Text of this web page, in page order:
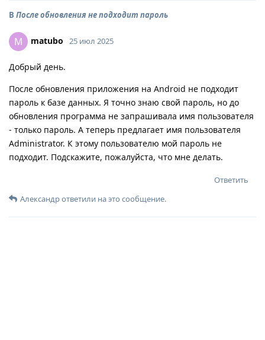
В После обновления не подходит пароль
M matubo 25 июл 2025
Добрый день.
После обновления приложения на Android не подходит
пароль к базе данных. Я точно знаю свой пароль, но до
обновления программа не запрашивала имя пользователя
- только пароль. А теперь предлагает имя пользователя
Administrator. К этому пользователю мой пароль не
подходит. Подскажите, пожалуйста, что мне делать.
Ответить
Александрответили на это сообщение.